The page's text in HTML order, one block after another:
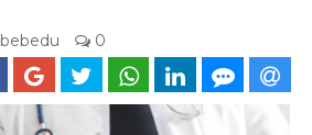
bebedu 0